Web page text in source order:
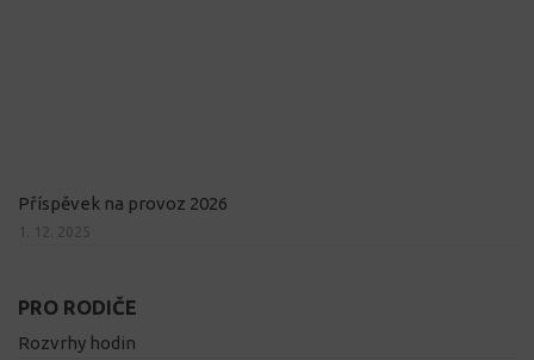
Příspěvek na provoz 2026
1. 12. 2025
PRO RODIČE
Rozvrhy hodin